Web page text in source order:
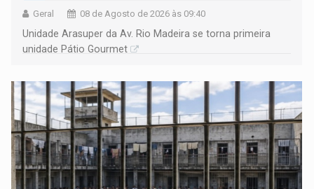
Geral 08 de Agosto de 2026 às 09:40
Unidade Arasuper da Av. Rio Madeira se torna primeira
unidade Pátio Gourmet